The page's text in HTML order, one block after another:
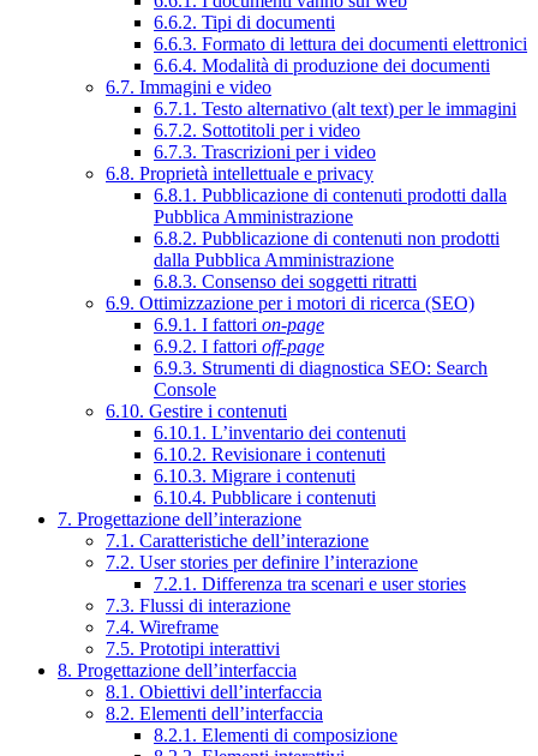
6.6.2. Tipi di documenti
6.6.3. Formato di lettura dei documenti elettronici
6.6.4. Modalità di produzione dei documenti
6.7. Immagini e video
6.7.1. Testo alternativo (alt text) per le immagini
6.7.2. Sottotitoli per i video
6.7.3. Trascrizioni per i video
6.8. Proprietà intellettuale e privacy
6.8.1. Pubblicazione di contenuti prodotti dalla
Pubblica Amministrazione
6.8.2. Pubblicazione di contenuti non prodotti
dalla Pubblica Amministrazione
6.8.3. Consenso dei soggetti ritratti
6.9. Ottimizzazione per i motori di ricerca (SEO)
6.9.1. I fattori on-page
6.9.2. I fattori off-page
6.9.3. Strumenti di diagnostica SEO: Search
Console
6.10. Gestire i contenuti
6.10.1. L’inventario dei contenuti
6.10.2. Revisionare i contenuti
6.10.3. Migrare i contenuti
6.10.4. Pubblicare i contenuti
7. Progettazione dell’interazione
7.1. Caratteristiche dell’interazione
7.2. User stories per definire l’interazione
7.2.1. Differenza tra scenari e user stories
7.3. Flussi di interazione
7.4. Wireframe
7.5. Prototipi interattivi
8. Progettazione dell’interfaccia
8.1. Obiettivi dell’interfaccia
8.2. Elementi dell’interfaccia
8.2.1. Elementi di composizione